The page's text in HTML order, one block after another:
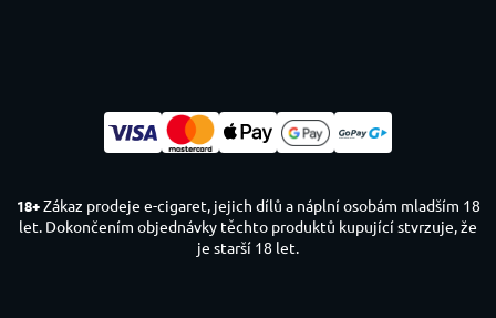
18+Zákaz prodeje e-cigaret, jejich dílů a náplní osobám mladším 18
let. Dokončením objednávky těchto produktů kupující stvrzuje, že
je starší 18 let.